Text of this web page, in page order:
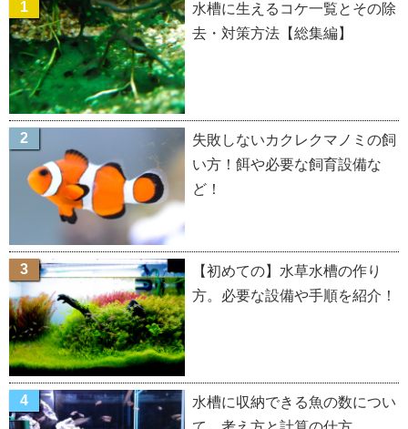
水槽に生えるコケ一覧とその除
去・対策方法【総集編】
失敗しないカクレクマノミの飼
い方！餌や必要な飼育設備な
ど！
【初めての】水草水槽の作り
方。必要な設備や手順を紹介！
水槽に収納できる魚の数につい